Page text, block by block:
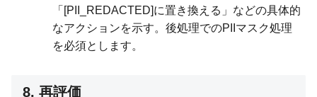
「[PII_REDACTED]に置き換える」などの具体的
なアクションを示す。後処理でのPIIマスク処理
を必須とします。
8. 再評価